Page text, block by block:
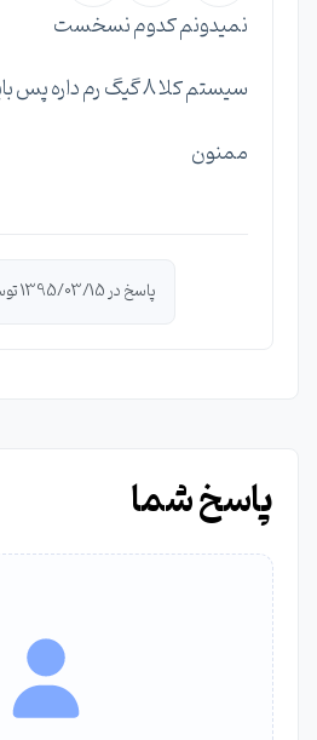
نمیدونم کدوم نسخست
سیستم کلا 8 گیگ رم داره پس باید با رم افزایش بدم
ممنون
پاسخ در 1395/03/15 توسط
پاسخ شما